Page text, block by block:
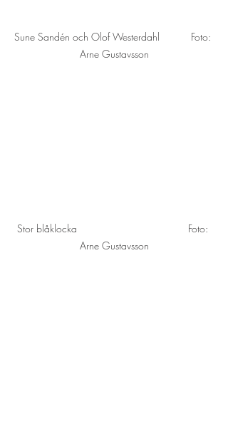
Sune Sandén och Olof Westerdahl           Foto:
Arne Gustavsson
Stor blåklocka                                       Foto:
Arne Gustavsson